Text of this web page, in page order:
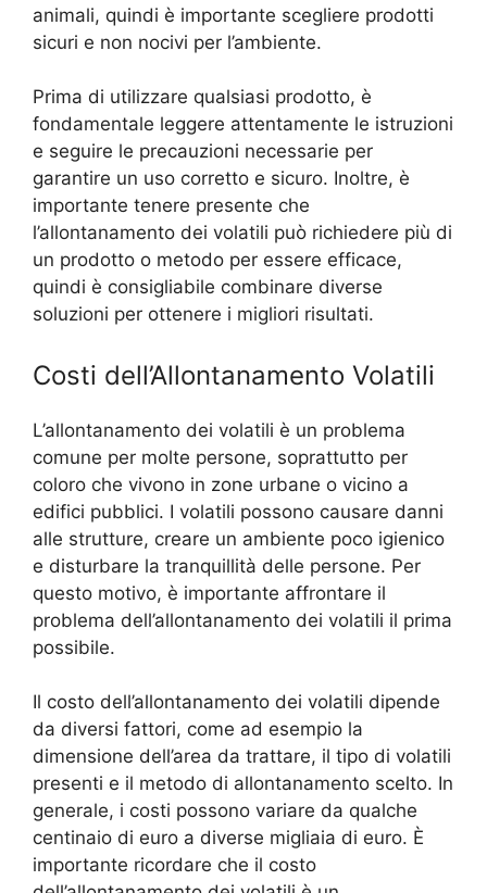
animali, quindi è importante scegliere prodotti
sicuri e non nocivi per l’ambiente.
Prima di utilizzare qualsiasi prodotto, è
fondamentale leggere attentamente le istruzioni
e seguire le precauzioni necessarie per
garantire un uso corretto e sicuro. Inoltre, è
importante tenere presente che
l’allontanamento dei volatili può richiedere più di
un prodotto o metodo per essere efficace,
quindi è consigliabile combinare diverse
soluzioni per ottenere i migliori risultati.
Costi dell’Allontanamento Volatili
L’allontanamento dei volatili è un problema
comune per molte persone, soprattutto per
coloro che vivono in zone urbane o vicino a
edifici pubblici. I volatili possono causare danni
alle strutture, creare un ambiente poco igienico
e disturbare la tranquillità delle persone. Per
questo motivo, è importante affrontare il
problema dell’allontanamento dei volatili il prima
possibile.
Il costo dell’allontanamento dei volatili dipende
da diversi fattori, come ad esempio la
dimensione dell’area da trattare, il tipo di volatili
presenti e il metodo di allontanamento scelto. In
generale, i costi possono variare da qualche
centinaio di euro a diverse migliaia di euro. È
importante ricordare che il costo